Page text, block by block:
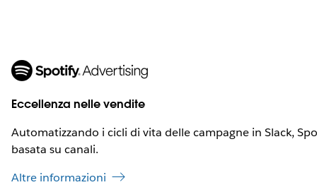
Eccellenza nelle vendite
Automatizzando i cicli di vita delle campagne in Slack,
basata su canali.
Altre informazioni